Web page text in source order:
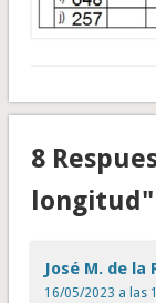
8
longitud"
José M. de la
16/05/2023 a las